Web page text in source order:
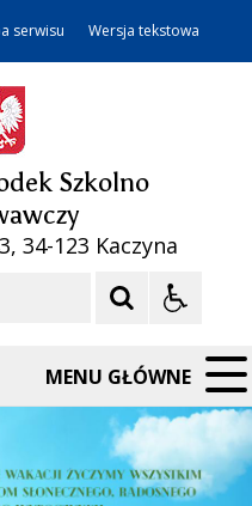
serwisu Wersja tekstowa
Szkolno
34-123 Kaczyna
MENU GŁÓWNE